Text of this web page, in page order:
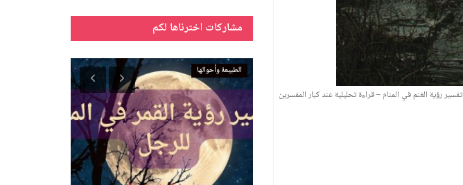
تفسير رؤية الغنم في المنام – قراءة تحليلية عند كبار المفسرين
مشاركات اخترناها لكم
الطبيعة وأحوالها مسائل تتعلق بالرؤية والأحلام